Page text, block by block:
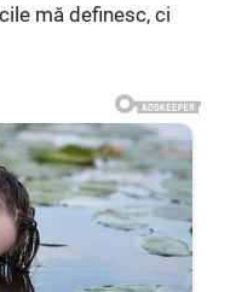
mă definesc, ci